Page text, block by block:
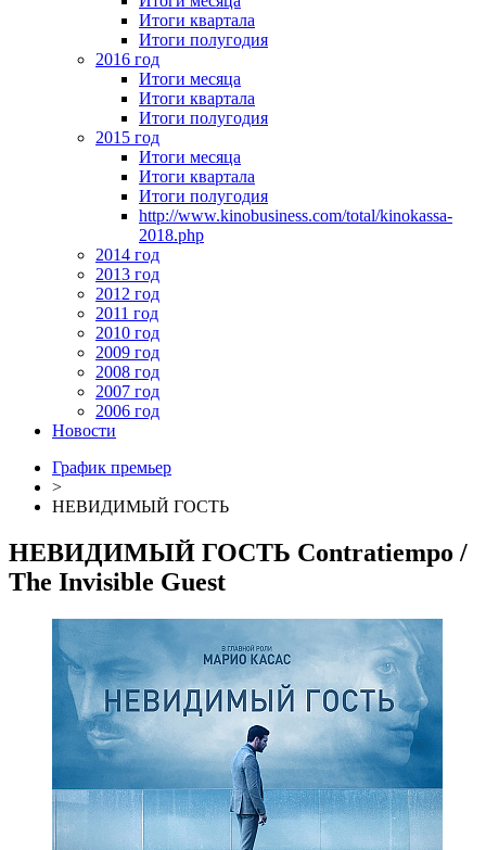
Итоги квартала
Итоги полугодия
2016 год
Итоги месяца
Итоги квартала
Итоги полугодия
2015 год
Итоги месяца
Итоги квартала
Итоги полугодия
http://www.kinobusiness.com/total/kinokassa-
2018.php
2014 год
2013 год
2012 год
2011 год
2010 год
2009 год
2008 год
2007 год
2006 год
Новости
График премьер
>
НЕВИДИМЫЙ ГОСТЬ
НЕВИДИМЫЙ ГОСТЬ Contratiempo /
The Invisible Guest